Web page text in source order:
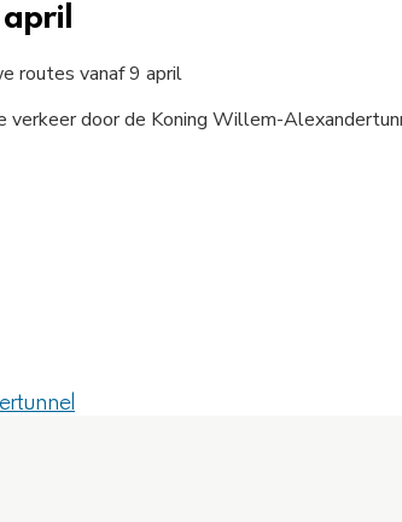
routes vanaf 9 april
verkeer door de Koning Willem-